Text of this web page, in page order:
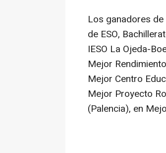
Los ganadores
de ESO,
IESO La Ojeda-
Mejor
Mejor Centro
Mejor Proyecto
(Palencia), en